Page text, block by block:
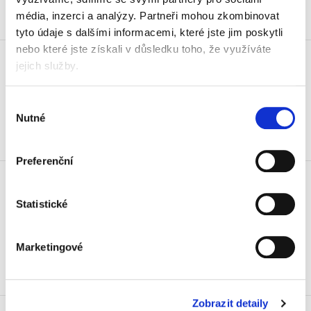
média, inzerci a analýzy. Partneři mohou zkombinovat
tyto údaje s dalšími informacemi, které jste jim poskytli
nebo které jste získali v důsledku toho, že využíváte
jejich služby.
souhlasu
Nutné
Preferenční
Statistické
Marketingové
Zobrazit detaily
Skladem
Děrovač velkokapacitní Novus B
2200 re+new, 200 listů
Etikety varovné Avery 7250,
Skladem
Etikety varovné Avery 7251,